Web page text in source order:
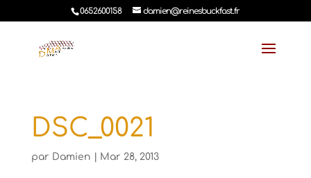
0652600158 damien@reinesbuckfast.fr
DSC_0021
par Damien Mar 28, 2013